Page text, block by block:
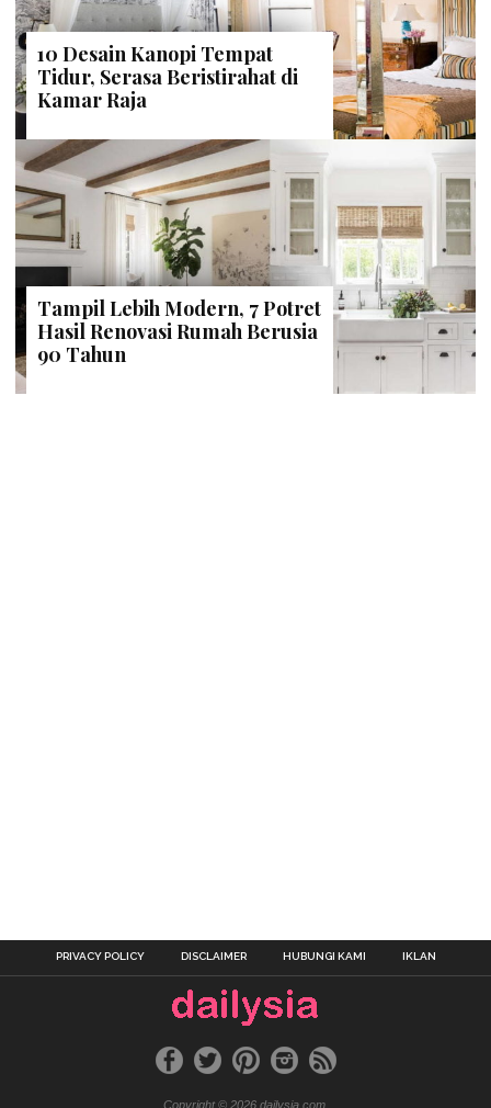
10 Desain Kanopi Tempat
Tidur, Serasa Beristirahat di
Kamar Raja
Tampil Lebih Modern, 7 Potret
Hasil Renovasi Rumah Berusia
90 Tahun
PRIVACY POLICY DISCLAIMER HUBUNGI KAMI IKLAN
Copyright © 2026 dailysia.com.